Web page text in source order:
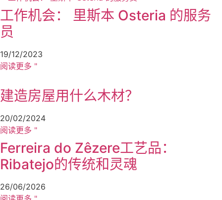
工作机会： 里斯本 Osteria 的服务
员
19/12/2023
阅读更多 "
建造房屋用什么木材？
20/02/2024
阅读更多 "
Ferreira do Zêzere工艺品：
Ribatejo的传统和灵魂
26/06/2026